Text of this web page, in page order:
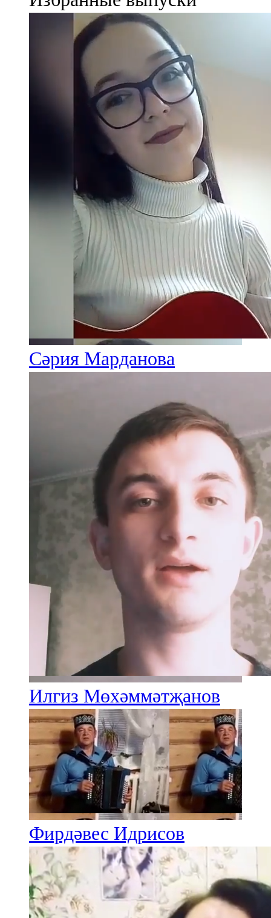
107,8 FM
Теләче
106,1 FM
Түбән Кама
102,6 FM
Чирмешән
107,7 FM
Чистай
103,0 FM
Чүпрәле
91,0 FM
Шәмәрдән
102,3 FM
Яңа чишмә
105,5 FM
Сәрия Марданова
Илгиз Мөхәммәтҗанов
Фирдәвес Идрисов